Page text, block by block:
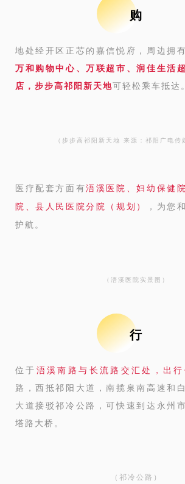
购
地处经开区正芯的嘉信悦府，周边拥
万和购物中心、万联超市、润佳生活
店，步步高祁阳新天地可轻松乘车抵达。
（步步高祁阳新天地 来源：祁阳广电传
医疗配套方面有浯溪医院、妇幼保健
院、县人民医院分院（规划）
，为您
护航。
（浯溪医院实景图）
行
位于 浯溪南路与长流路交汇处，出行
路，西抵祁阳大道，南揽泉南高速和
大道接驳祁冷公路，可快速到达永州
塔路大桥。
（祁冷公路）